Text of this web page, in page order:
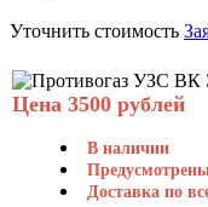
Уточнить стоимость
Цена 3500 рублей
В наличии
Доставка по